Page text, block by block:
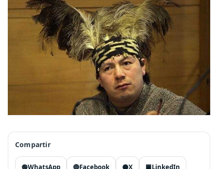
Compartir
🟢WhatsApp 🔵Facebook ⚫X 🟦LinkedIn